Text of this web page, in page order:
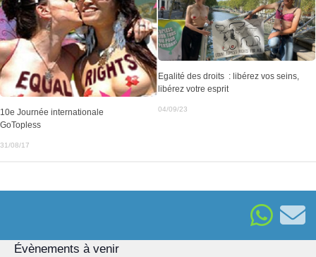
10e Journée internationale
GoTopless
31/08/17
Egalité des droits : libérez vos seins,
libérez votre esprit
04/09/23
Évènements à venir
L